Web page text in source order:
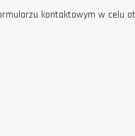
kontaktowym w celu